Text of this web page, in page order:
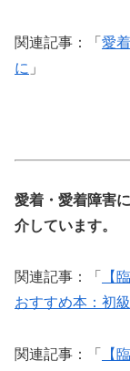
関連記事：「 愛
に 」
愛着・愛着障害
介しています。
関連記事：「
【
おすすめ本：初
関連記事：「
【